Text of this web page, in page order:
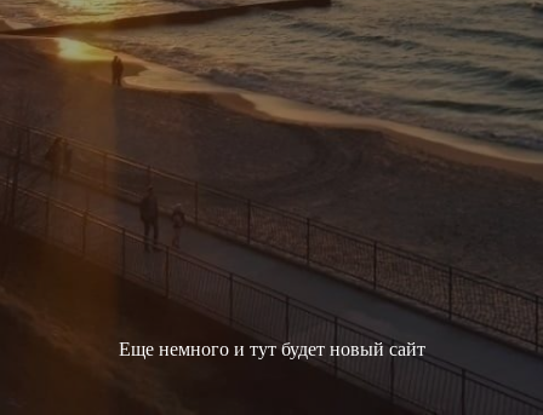
Еще немного и тут будет новый сайт